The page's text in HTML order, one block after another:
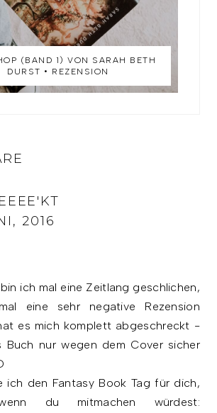
(BAND 1) VON SARAH BETH
DURST • REZENSION
2016
ich mal eine Zeitlang geschlichen,
eine sehr negative Rezension
es mich komplett abgeschreckt -
Buch nur wegen dem Cover sicher
ich den Fantasy Book Tag für dich,
du mitmachen würdest: